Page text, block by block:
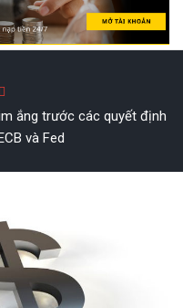
ắng trước các quyết định
và Fed